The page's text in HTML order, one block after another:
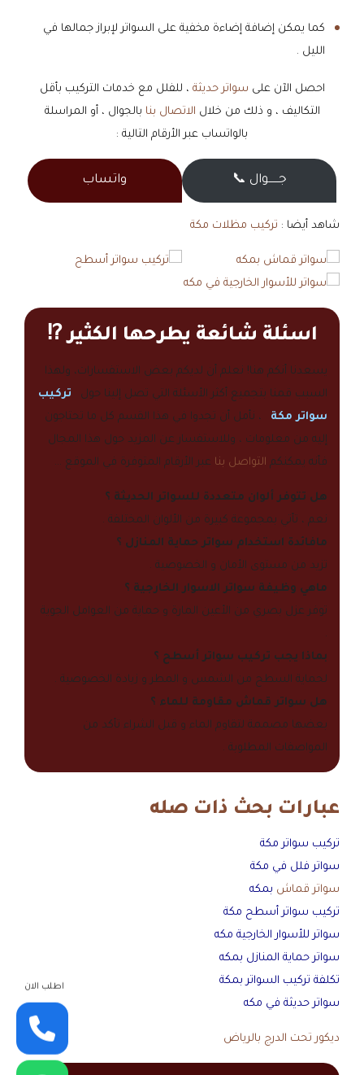
​كما يمكن إضافة إضاءة مخفية على السواتر لإبراز جمالها في
الليل .
احصل الآن على سواتر حديثة ، للفلل مع خدمات التركيب بأقل
التكاليف ، و ذلك من خلال الاتصال بنا بالجوال ، أو المراسلة
بالواتساب عبر الأرقام التالية :
جــــــوال 📞 واتساب
شاهد أيضا : تركيب مظلات مكة
اسئلة شائعة يطرحها الكثير ⁉️
يسعدنا أنكم هنا! نعلم أن لديكم بعض الاستفسارات، ولهذا
السبب قمنا بتجميع أكثر الأسئلة التي تصل إلينا حول
تركيب
سواتر مكة
، نأمل أن تجدوا في هذا القسم كل ما تحتاجون
إليه من معلومات ، وللاستفسار عن المزيد حول هذا المجال
فأنه يمكنكم التواصل بنا عبر الأرقام المتوفرة في الموقع …
هل تتوفر ألوان متعددة للسواتر الحديثة ؟
نعم ، تأتي بمجموعة كبيرة من الألوان المختلفة .
مافائدة استخدام سواتر حماية المنازل ؟
تزيد من مستوى الأمان و الخصوصية .
ماهي وظيفة سواتر الاسوار الخارجية ؟
توفر عزل بصري من الأعين المارة و حماية من العوامل الجوية
.
بماذا يجب تركيب سواتر أسطح ؟
لحماية السطح من الشمس و المطر و زيادة الخصوصية .
هل سواتر قماش مقاومة للماء ؟
بعضها مصممة لتقاوم الماء و قبل الشراء تأكد من
المواصفات المطلوبة .
عبارات بحث ذات صله
تركيب سواتر مكة
سواتر فلل في مكة
سواتر قماش بمكه
تركيب سواتر أسطح مكة
سواتر للأسوار الخارجية مكه
سواتر حماية المنازل بمكه
تكلفة تركيب السواتر بمكة
سواتر حديثة في مكه
ديكور تحت الدرج بالرياض
اطلب الان